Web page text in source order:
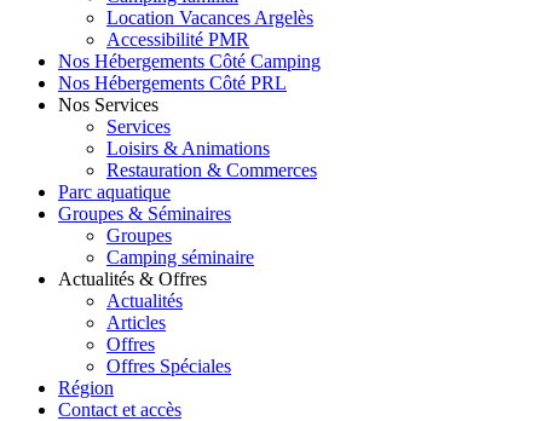
Location Vacances Argelès
Accessibilité PMR
Nos Hébergements Côté Camping
Nos Hébergements Côté PRL
Nos Services
Services
Loisirs & Animations
Restauration & Commerces
Parc aquatique
Groupes & Séminaires
Groupes
Camping séminaire
Actualités & Offres
Actualités
Articles
Offres
Offres Spéciales
Région
Contact et accès